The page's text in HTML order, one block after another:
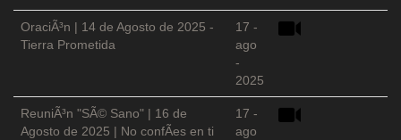
OraciÃ³n | 14 de Agosto de 2025 -
Tierra Prometida
17 -
ago
-
2025
ReuniÃ³n "SÃ© Sano" | 16 de
Agosto de 2025 | No confÃ­es en ti
17 -
ago